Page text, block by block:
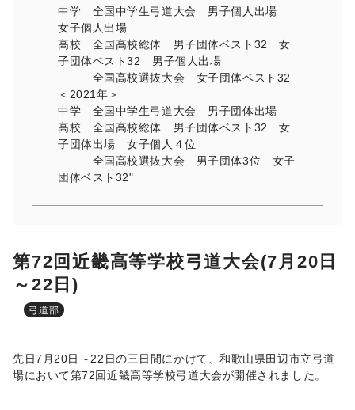
中学 全国中学生弓道大会 男子個人出場
女子個人出場
高校 全国高校総体 男子団体ベスト32 女
子団体ベスト32 男子個人出場
全国高校選抜大会 女子団体ベスト32
＜2021年＞
中学 全国中学生弓道大会 男子団体出場
高校 全国高校総体 男子団体ベスト32 女
子団体出場 女子個人４位
全国高校選抜大会 男子団体3位 女子
団体ベスト32"
第72回近畿高等学校弓道大会(7月20日
～22日)
弓道部
先日7月20日～22日の三日間にかけて、和歌山県田辺市立弓道
場において第72回近畿高等学校弓道大会が開催されました。